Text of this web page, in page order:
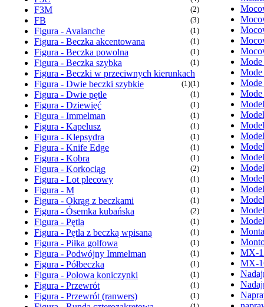
F3M (2)
FB (3)
Figura - Avalanche (1)
Figura - Beczka akcentowana (1)
Figura - Beczka powolna (1)
Figura - Beczka szybka (1)
Figura - Beczki w przeciwnych kierunkach
(1)
Figura - Dwie beczki szybkie (1)
Figura - Dwie pętle (1)
Figura - Dziewięć (1)
Figura - Immelman (1)
Figura - Kapelusz (1)
Figura - Klepsydra (1)
Figura - Knife Edge (1)
Figura - Kobra (1)
Figura - Korkociąg (2)
Figura - Lot plecowy (1)
Figura - M (1)
Figura - Okrąg z beczkami (1)
Figura - Ósemka kubańska (2)
Figura - Pętla (1)
Figura - Pętla z beczką wpisaną (1)
Figura - Piłka golfowa (1)
Figura - Podwójny Immelman (1)
Figura - Półbeczka (1)
Figura - Połowa koniczynki (1)
Figura - Przewrót (1)
Figura - Przewrót (ranwers) (1)
Mode
Mode
Mode
Mode
MX-
MX-